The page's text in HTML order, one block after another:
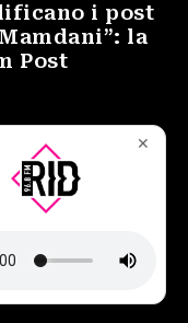
i post
la
Post
Amedeo II, 21 -
Fiscale 97883690014
di Torino n°
n. 16073/2019
✕